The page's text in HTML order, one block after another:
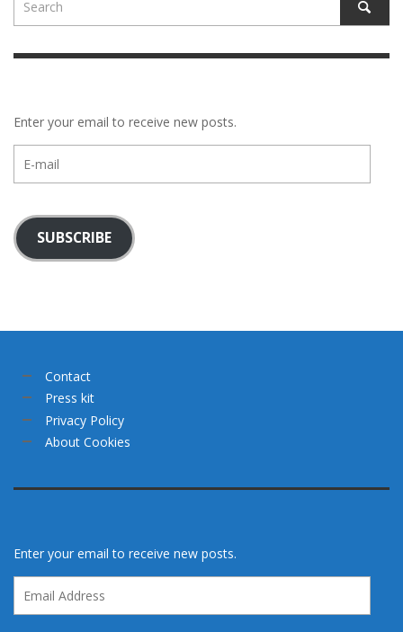
Enter your email to receive new posts.
mail
SUBSCRIBE
Contact
Press kit
Privacy Policy
About Cookies
Enter your email to receive new posts.
Address